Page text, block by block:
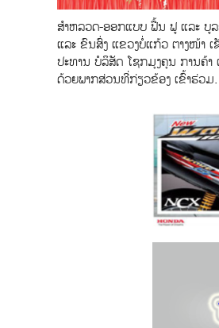
ສຳຫລວດ-ອອກແບບ ຟື້ນ ຟູ ແລະ ບູ
ແລະ ຂົນສົ່ງ ແຂວງບໍ່ແກ້ວ ຕາງໜ້າ
ປະທານ ບໍລິສັດ ໂຊກມຸງຄຸນ ການຄ້
ດ້ວຍພາກສ່ວນທີ່ກ່ຽວຂ້ອງ ເຂົ້າຮ່ວມ.